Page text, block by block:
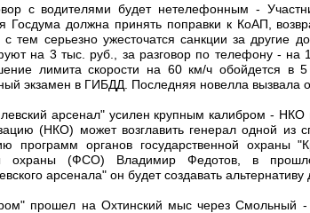
с водителями будет нетелефонным -
Госдума должна принять поправки к КоАП,
с тем серьезно ужесточатся санкции за другие
на 3 тыс. руб., за разговор по телефону - на
лимита скорости на 60 км/ч обойдется в
экзамен в ГИБДД. Последняя новелла вызвала
арсенал" усилен крупным калибром - НКО
(НКО) может возглавить генерал одной из
программ органов государственной охраны
охраны (ФСО) Владимир Федотов, в
арсенала" он будет создавать
прошел на Охтинский мыс через Смольный -